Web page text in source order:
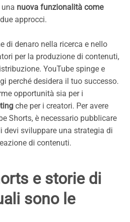
nuova funzionalità come
approcci.
di denaro nella ricerca e nello
per la produzione di contenuti,
YouTube spinge e
perché desidera il tuo successo.
opportunità sia per i
che per i creatori. Per avere
Shorts, è necessario pubblicare
devi sviluppare una strategia di
di contenuti.
e storie di
sono le